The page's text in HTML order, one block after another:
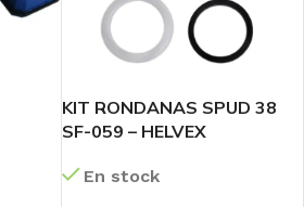
KIT RONDANAS SPUD 38
SF-059 – HELVEX
En stock